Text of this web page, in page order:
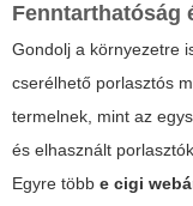
Fenntarthatóság
Gondolj a környezetre
cserélhető porlasztós
termelnek, mint az
és elhasznált
Egyre több e cigi